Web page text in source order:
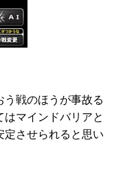
う戦のほうが事故る
マインドバリアと
定させられると思い